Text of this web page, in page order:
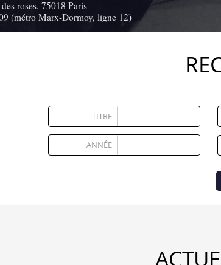
roses, 75018 Paris
(métro Marx-Dormoy, ligne 12)
TITRE
ANNÉE